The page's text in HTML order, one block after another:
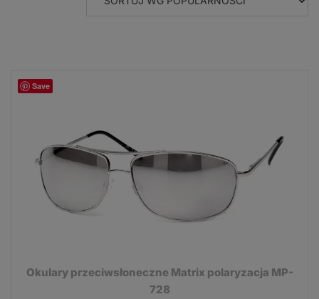
Save
Okulary przeciwsłoneczne Matrix polaryzacja MP-
728